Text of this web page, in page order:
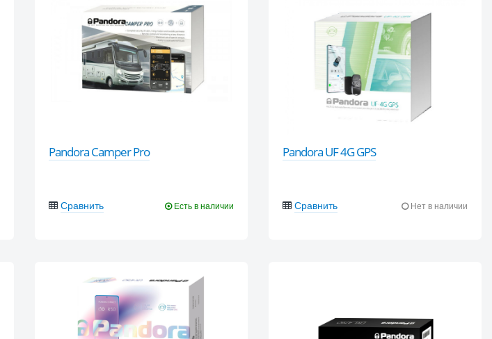
Pandora Camper Pro
Сравнить Есть в наличии
Pandora UF 4G GPS
Сравнить Нет в наличии